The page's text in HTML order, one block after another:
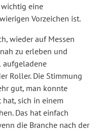
wichtig eine
Vorzeichen ist.
wieder auf Messen
zu erleben und
aufgeladene
Roller. Die Stimmung
gut, man konnte
hat, sich in einem
Das hat einfach
die Branche nach der